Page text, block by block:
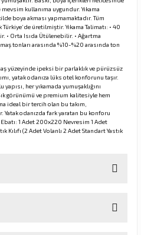
kullanıma uygundur. Yıkama
boya akması yapmamaktadır. Tüm
üretilmiştir. Yıkama Talimatı: • 40
• Orta Isıda Ütülenebilir. • Ağartma
tonları arasında %10-%20 arasında ton
yüzeyinde ipeksi bir parlaklık ve pürüzsüz
yatak odanıza lüks otel konforunu taşır.
her yıkamada yumuşaklığını
görünümü ve premium kalitesiyle hem
ideal bir tercih olan bu takım,
odanızda fark yaratan bu konforu
1 Adet 200x220 Nevresim 1 Adet
Kılıfı (2 Adet Volanlı 2 Adet Standart Yastık